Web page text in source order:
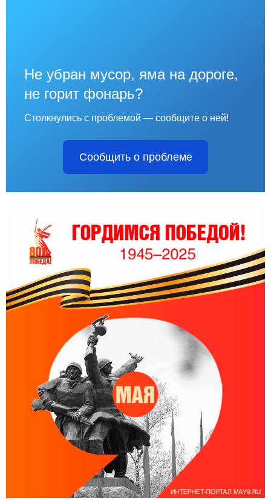
Не убран мусор, яма на дороге,
не горит фонарь?
Столкнулись с проблемой — сообщите о ней!
Сообщить о проблеме